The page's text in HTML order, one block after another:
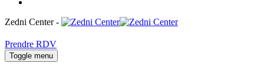
Zedni Center -
Prendre RDV
Toggle menu